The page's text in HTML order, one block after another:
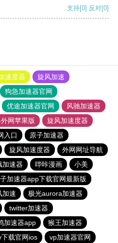
支持[0] 反对[0]
速度器
旋风加速
狗急加速器官网
优途加速器官网
风驰加速器
网苹果版
旋风加速度器
入口
原子加速器
旋风加速度器
外网网址导航
加速器 哔咔漫画
小美
加速器app下载官网最新版
加速
极光aurora加速器
twitter加速器
加速器app
猴王加速器
载官网ios
vp加速器官网